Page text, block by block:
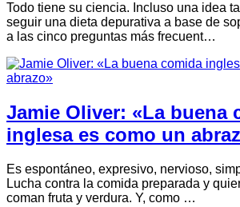
Todo tiene su ciencia. Incluso una idea
seguir una dieta depurativa a base de
a las cinco preguntas más frecuent…
Jamie Oliver: «La buena
inglesa es como un
Es espontáneo, expresivo, nervioso,
Lucha contra la comida preparada y
coman fruta y verdura. Y, como …